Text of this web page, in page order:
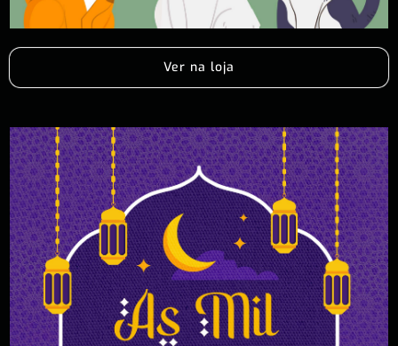
Ver na loja